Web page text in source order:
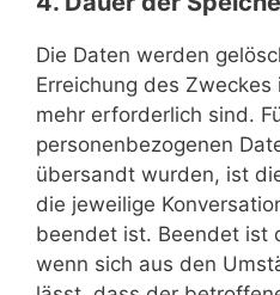
Die Daten werden
Erreichung des
mehr erforderlich sind.
personenbezogenen
übersandt wurden, ist
die jeweilige
beendet ist. Beendet ist
wenn sich aus den